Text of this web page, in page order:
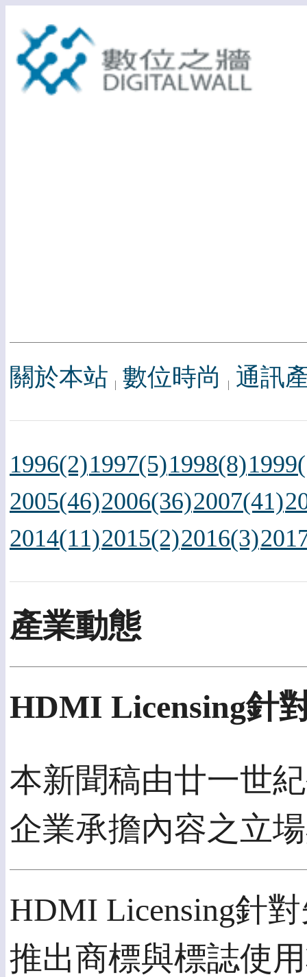
關於本站 數位時尚 通訊
1996(2)1997(5)1998(8)
2005(46)2006(36)2007(41)
2014(11)2015(2)2016(3)
產業動態
HDMI Licensing針
本新聞稿由廿一世
企業承擔內容之立
HDMI Licensing針
推出商標與標誌使